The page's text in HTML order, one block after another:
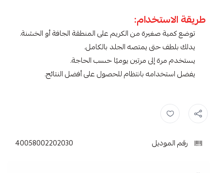
طريقة الاستخدام:
توضع كمية صغيرة من الكريم على المنطقة الجافة أو الخشنة.
يدلك بلطف حتى يمتصه الجلد بالكامل.
يستخدم مرة إلى مرتين يوميًا حسب الحاجة.
يفضل استخدامه بانتظام للحصول على أفضل النتائج.
يوسيرين يوريا , منتجات يوسيرين ,
رقم الموديل 40058002202030